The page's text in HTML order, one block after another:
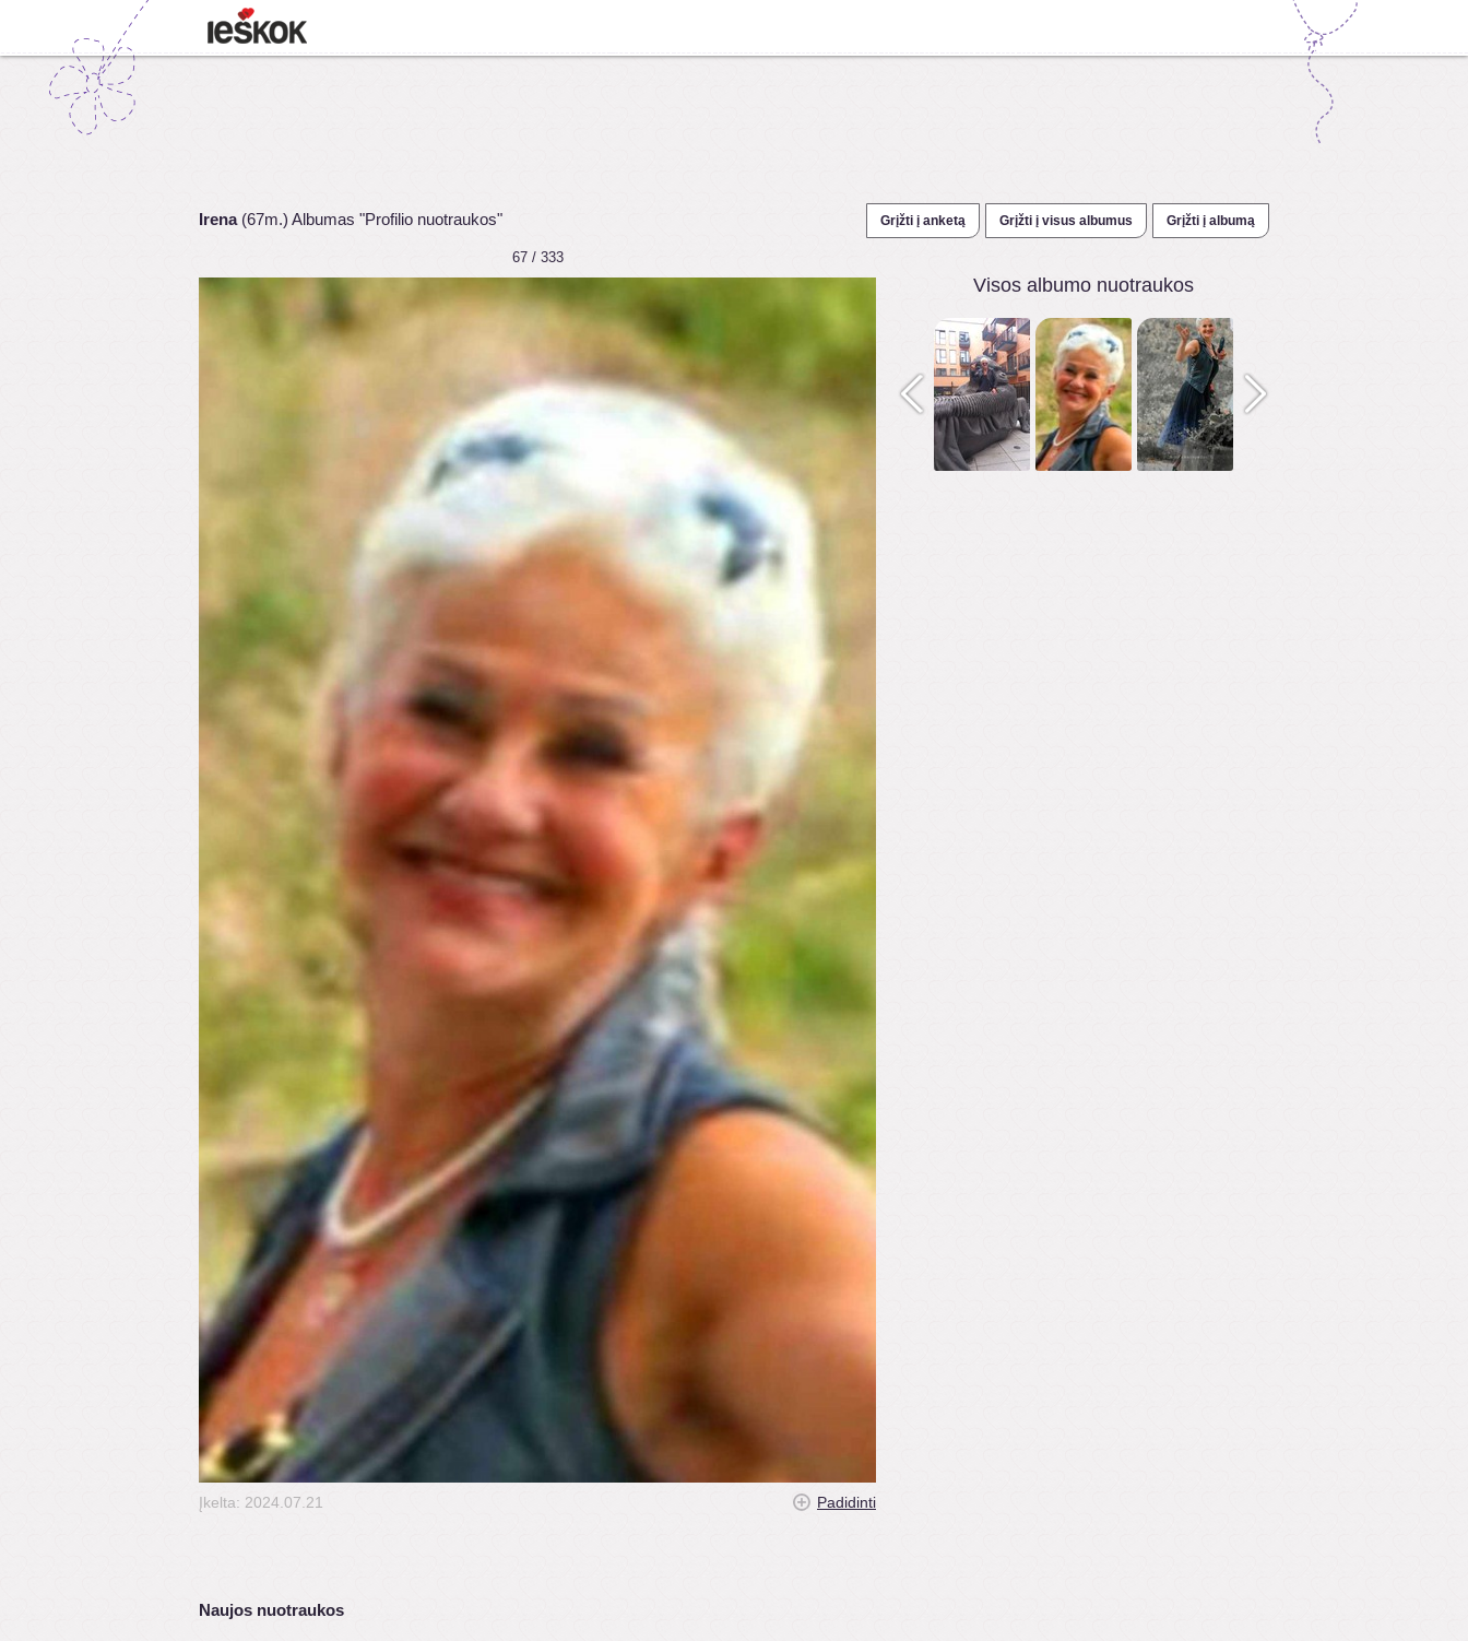
Irena(67m.) Albumas "Profilio nuotraukos" Grįžti į anketą Grįžti į visus albumus Grįžti į albumą
67 / 333
Įkelta: 2024.07.21 Padidinti
Naujos nuotraukos
Visos albumo nuotraukos